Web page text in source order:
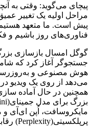
پیچای می‌گوید: وقتی به
مراحل اولیه یک تغییر
پیش است. ما متعهد
فناوری‌های روز باشیم و
گوگل امسال بازسازی
جستجوگر آغاز کرد که
هوش مصنوعی و
می‌دهد از روی یک ویدیو
همچنین در حال آماده
مایکروسافت، اُپن
پرپلکسیتی(Perplexity) رقابت کند.